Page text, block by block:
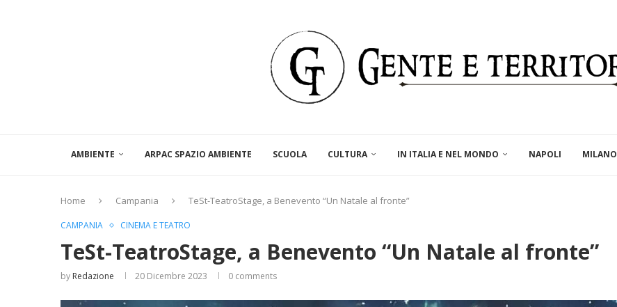
AMBIENTE ARPAC SPAZIO AMBIENTE SCUOLA CULTURA IN ITALIA E NEL MONDO NAPOLI MILANO
Home Campania TeSt-TeatroStage, a Benevento “Un Natale al fronte”
CAMPANIA CINEMA E TEATRO
TeSt-TeatroStage, a Benevento “Un Natale al fronte”
by Redazione 20 Dicembre 2023 0 comments